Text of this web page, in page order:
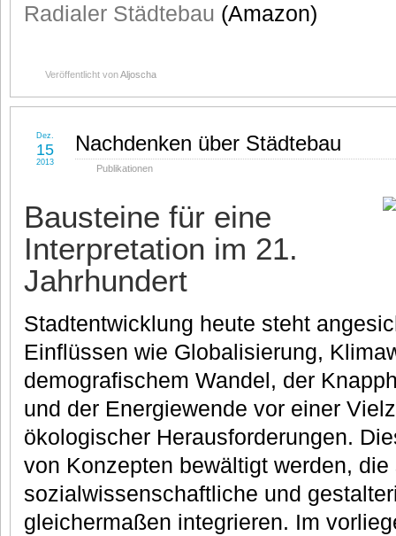
Radialer Städtebau (Amazon)
Veröffentlicht vonAljoscha
Nachdenken über Städtebau
Publikationen
Dez.
15
2013
Bausteine für eine
Interpretation im 21.
Jahrhundert
Stadtentwicklung heute steht
Einflüssen wie Globalisierung,
demografischem Wandel, der
und der Energiewende vor einer
ökologischer Herausforderungen.
von Konzepten bewältigt werden,
sozialwissenschaftliche und
gleichermaßen integrieren. Im